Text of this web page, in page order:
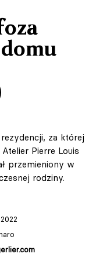
za której
Pierre Louis
przemieniony w
rodziny.